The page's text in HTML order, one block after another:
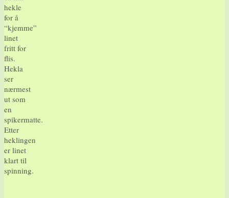
hekle
for å
“kjemme”
linet
fritt for
flis.
Hekla
ser
nærmest
ut som
en
spikermatte.
Etter
heklingen
er linet
klart til
spinning.